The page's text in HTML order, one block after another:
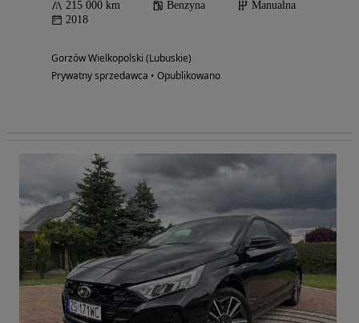
215 000 km Benzyna
Manualna
2018
Gorzów Wielkopolski (Lubuskie)
Prywatny sprzedawca • Opublikowano